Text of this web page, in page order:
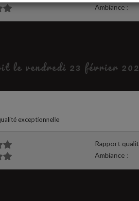
Ambiance :
le vendredi 23 février
exceptionnelle
Rapport
Ambiance :